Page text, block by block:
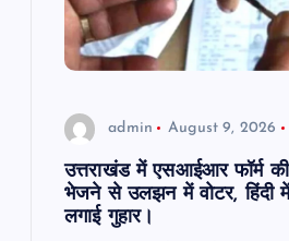
admin August 9, 2026
उत्तराखंड में एसआईआर फॉर्म
भेजने से उलझन में वोटर, हिंदी
लगाई गुहार।